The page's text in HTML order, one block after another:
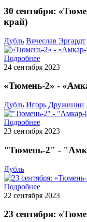
30 сентября:
край)
Дубль Вячеслав Эргардт
Подробнее
24 сентября 2023
«Тюмень-2» -
Дубль Игорь Дружинин
Подробнее
23 сентября 2023
"Тюмень-2" -
Дубль
Подробнее
22 сентября 2023
23 сентября: